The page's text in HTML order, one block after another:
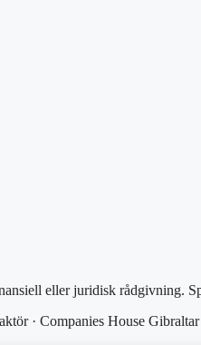
eller juridisk rådgivning.
· Companies House